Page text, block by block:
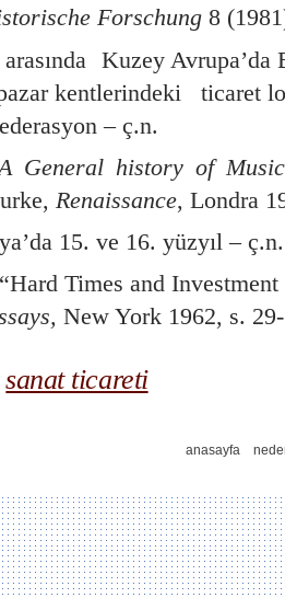
Forschung 8
Kuzey Avrupa’da
kentlerindeki ticaret
– ç.n.
General history of Music
Renaissance, Londra
15. ve 16. yüzyıl – ç.n.
Times and
New York 1962, s.
sanat ticareti
anasayfa